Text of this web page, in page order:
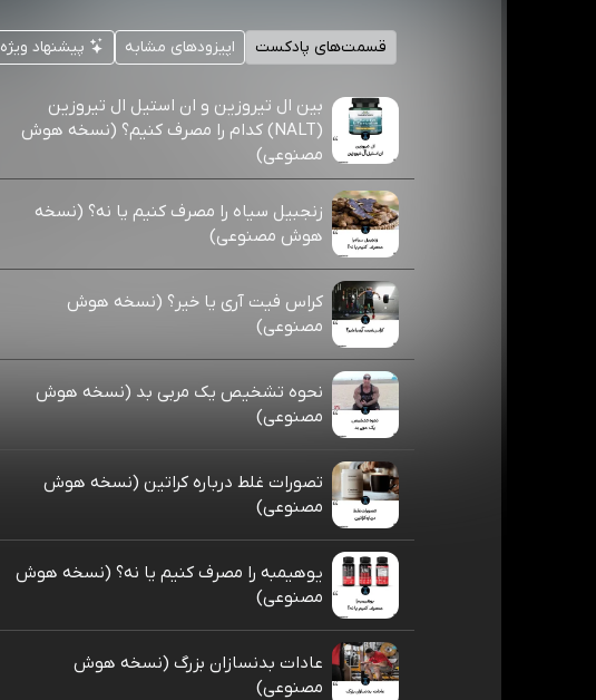
قسمت‌های پادکست اپیزودهای مشابه پیشنهاد ویژه
بین ال تیروزین و ان استیل ال تیروزین
(NALT) کدام را مصرف کنیم؟ (نسخه هوش
مصنوعی)
زنجبیل سیاه را مصرف کنیم یا نه؟ (نسخه
هوش مصنوعی)
کراس فیت آری یا خیر؟ (نسخه هوش
مصنوعی)
نحوه تشخیص یک مربی بد (نسخه هوش
مصنوعی)
تصورات غلط درباره کراتین (نسخه هوش
مصنوعی)
یوهیمبه را مصرف کنیم یا نه؟ (نسخه هوش
مصنوعی)
عادات بدنسازان بزرگ (نسخه هوش
مصنوعی)